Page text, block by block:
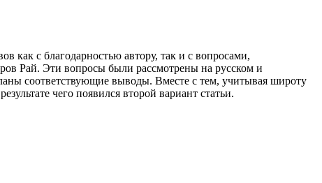
как с благодарностью автору, так и с вопросами,
Рай. Эти вопросы были рассмотрены на русском и
соответствующие выводы. Вместе с тем, учитывая широту
чего появился второй вариант статьи.